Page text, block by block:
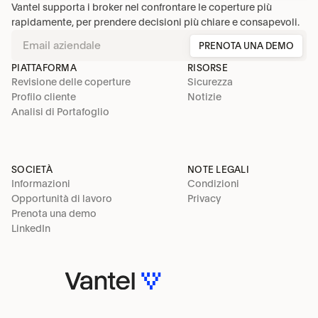
Vantel supporta i broker nel confrontare le coperture più
rapidamente, per prendere decisioni più chiare e consapevoli.
PRENOTA UNA DEMO
PIATTAFORMA
Revisione delle coperture
Profilo cliente
Analisi di Portafoglio
RISORSE
Sicurezza
Notizie
SOCIETÀ
Informazioni
Opportunità di lavoro
Prenota una demo
LinkedIn
NOTE LEGALI
Condizioni
Privacy